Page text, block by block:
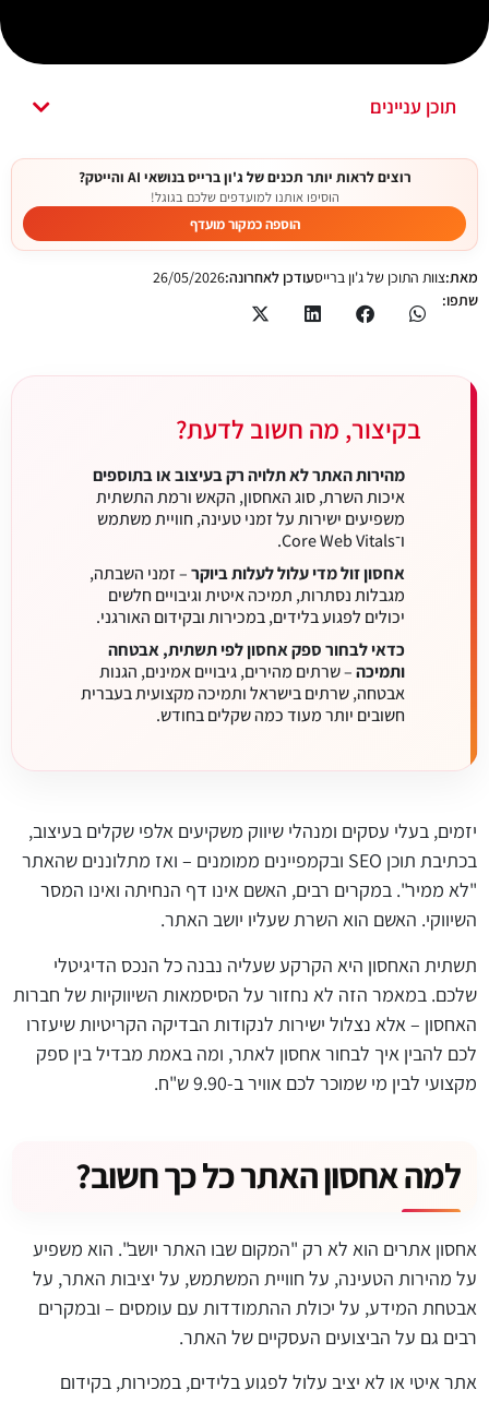
תוכן עניינים
רוצים לראות יותר תכנים של ג'ון ברייס בנושאי AI והייטק?
הוסיפו אותנו למועדפים שלכם בגוגל!
הוספה כמקור מועדף
מאת:צוות התוכן של ג'ון ברייסעודכן לאחרונה:26/05/2026
שתפו:
בקיצור, מה חשוב לדעת?
מהירות האתר לא תלויה רק בעיצוב או בתוספים
איכות השרת, סוג האחסון, הקאש ורמת התשתית
משפיעים ישירות על זמני טעינה, חוויית משתמש
ו־Core Web Vitals.
אחסון זול מדי עלול לעלות ביוקר– זמני השבתה,
מגבלות נסתרות, תמיכה איטית וגיבויים חלשים
יכולים לפגוע בלידים, במכירות ובקידום האורגני.
כדאי לבחור ספק אחסון לפי תשתית, אבטחה
ותמיכה– שרתים מהירים, גיבויים אמינים, הגנות
אבטחה, שרתים בישראל ותמיכה מקצועית בעברית
חשובים יותר מעוד כמה שקלים בחודש.
יזמים, בעלי עסקים ומנהלי שיווק משקיעים אלפי שקלים בעיצוב,
בכתיבת תוכן SEO ובקמפיינים ממומנים – ואז מתלוננים שהאתר
"לא ממיר". במקרים רבים, האשם אינו דף הנחיתה ואינו המסר
השיווקי. האשם הוא השרת שעליו יושב האתר.
תשתית האחסון היא הקרקע שעליה נבנה כל הנכס הדיגיטלי
שלכם. במאמר הזה לא נחזור על הסיסמאות השיווקיות של חברות
האחסון – אלא נצלול ישירות לנקודות הבדיקה הקריטיות שיעזרו
לכם להבין איך לבחור אחסון לאתר, ומה באמת מבדיל בין ספק
מקצועי לבין מי שמוכר לכם אוויר ב-9.90 ש"ח.
למה אחסון האתר כל כך חשוב?
אחסון אתרים הוא לא רק "המקום שבו האתר יושב". הוא משפיע
על מהירות הטעינה, על חוויית המשתמש, על יציבות האתר, על
אבטחת המידע, על יכולת ההתמודדות עם עומסים – ובמקרים
רבים גם על הביצועים העסקיים של האתר.
אתר איטי או לא יציב עלול לפגוע בלידים, במכירות, בקידום